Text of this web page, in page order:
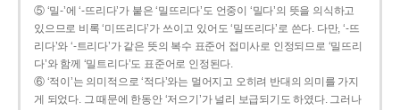
⑤ ‘밀-’에 ‘-뜨리다’가 붙은 ‘밀뜨리다’도 언중이 ‘밀다’의 뜻을 의식하고
있으므로 비록 ‘미뜨리다’가 쓰이고 있어도 ‘밀뜨리다’로 쓴다. 다만, ‘-뜨
리다’와 ‘-트리다’가 같은 뜻의 복수 표준어 접미사로 인정되므로 ‘밀뜨리
다’와 함께 ‘밀트리다’도 표준어로 인정된다.
⑥ ‘적이’는 의미적으로 ‘적다’와는 멀어지고 오히려 반대의 의미를 가지
게 되었다. 그 때문에 한동안 ‘저으기’가 널리 보급되기도 하였다. 그러나